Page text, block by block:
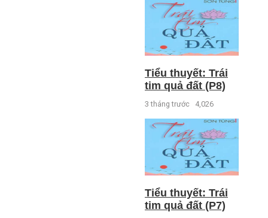
Tiểu thuyết: Trái
tim quả đất (P8)
3 tháng trước 4,026
Tiểu thuyết: Trái
tim quả đất (P7)